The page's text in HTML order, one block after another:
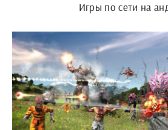
Игры по сети на